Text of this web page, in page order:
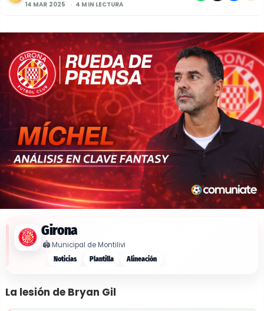
14 MAR 2025
4 MIN LECTURA
Girona
🏟️Municipal de Montilivi
Noticias Plantilla Alineación
La lesión de Bryan Gil